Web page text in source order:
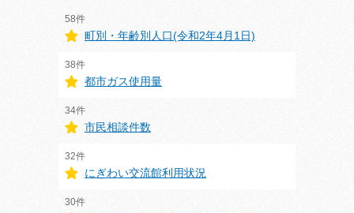
58件
町別・年齢別人口(令和2年4月1日)
38件
都市ガス使用量
34件
市民相談件数
32件
にぎわい交流館利用状況
30件